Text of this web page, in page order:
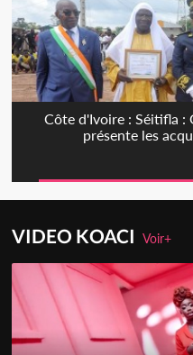
Côte d'Ivoire : Séitifla :
présente les
VIDEO KOACIVoir+